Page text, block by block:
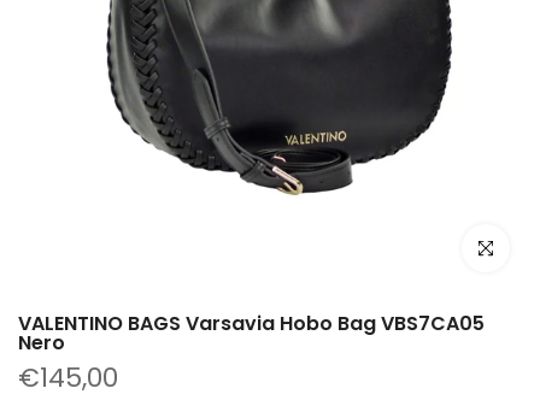
klicken
VALENTINO BAGS Varsavia Hobo Bag VBS7CA05
Nero
€145,00